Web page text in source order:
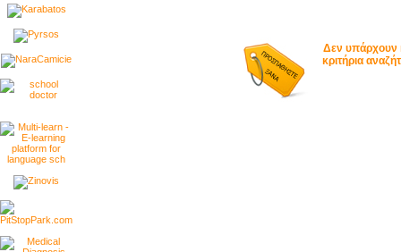
Δεν υπάρχουν
κριτήρια